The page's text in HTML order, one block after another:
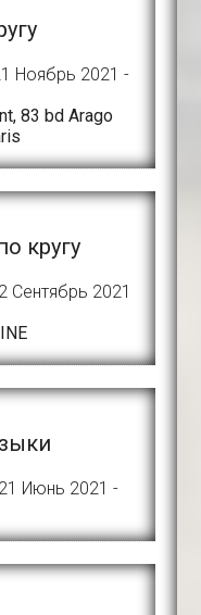
Ноябрь 2021 -
83 bd Arago
кругу
Сентябрь 2021
Июнь 2021 -